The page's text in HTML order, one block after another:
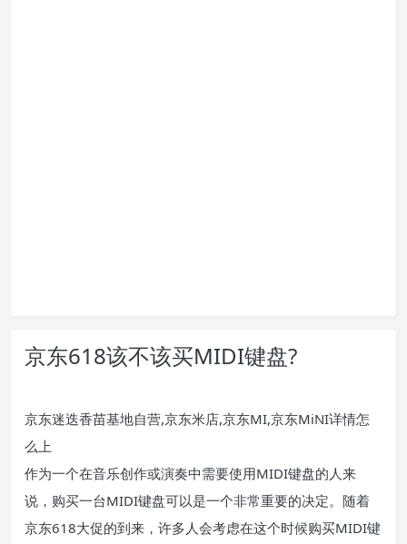
京东618该不该买MIDI键盘?
京东迷迭香苗基地自营,京东米店,京东MI,京东MiNI详情怎
么上
作为一个在音乐创作或演奏中需要使用MIDI键盘的人来
说，购买一台MIDI键盘可以是一个非常重要的决定。随着
京东618大促的到来，许多人会考虑在这个时候购买MIDI键